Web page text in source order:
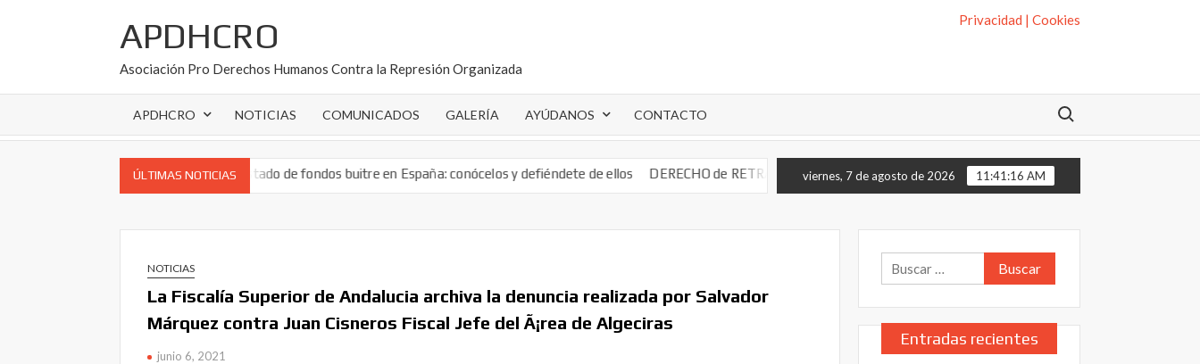
APDHCRO
Asociación Pro Derechos Humanos Contra la Represión Organizada
Privacidad | Cookies
APDHCRO NOTICIAS COMUNICADOS GALERÍA AYÚDANOS CONTACTO
Buscar:
ÚLTIMAS NOTICIAS
Listado de fondos buitre en España: conócelos y defiéndete de ellos DERECHO de RETRACTO: Cómo averguaria qué precio pagó el fondo buitre por tu hipoteca.
viernes, 7 de agosto de 2026 11:41:17 AM
NOTICIAS
La Fiscalí­a Superior de Andalucia archiva la denuncia realizada por Salvador
Márquez contra Juan Cisneros Fiscal Jefe del Ã¡rea de Algeciras
junio 6, 2021
Buscar:
Entradas recientes